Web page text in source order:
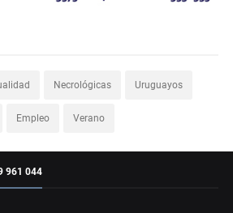
Necrológicas Uruguayos
Empleo Verano
961 044